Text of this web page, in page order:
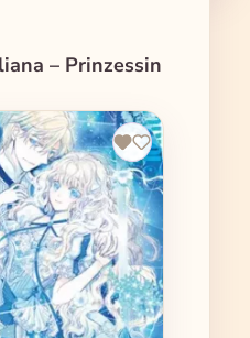
– Prinzessin